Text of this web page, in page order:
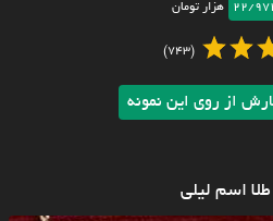
22/ هزار تومان
(743)
از روی این نمونه
اسم لیلی